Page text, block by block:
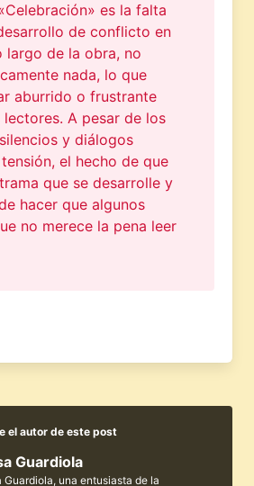
es la falta
de conflicto en
largo de la obra, no
nada, lo que
aburrido o frustrante
lectores. A pesar de los
y diálogos
el hecho de que
que se desarrolle y
hacer que algunos
no merece la pena leer
el autor de este post
Guardiola
Guardiola, una entusiasta de la